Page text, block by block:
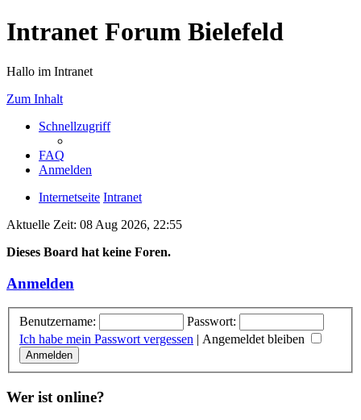
Intranet Forum Bielefeld
Hallo im Intranet
Zum Inhalt
Schnellzugriff
FAQ
Anmelden
Internetseite Intranet
Aktuelle Zeit: 08 Aug 2026, 22:55
Dieses Board hat keine Foren.
Anmelden
Benutzername:
Passwort:
Ich habe mein Passwort vergessen | Angemeldet bleiben
Wer ist online?